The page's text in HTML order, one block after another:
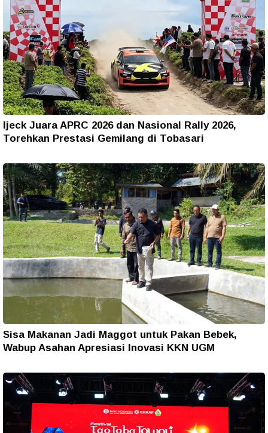
Ijeck Juara APRC 2026 dan Nasional Rally 2026,
Torehkan Prestasi Gemilang di Tobasari
Sisa Makanan Jadi Maggot untuk Pakan Bebek,
Wabup Asahan Apresiasi Inovasi KKN UGM